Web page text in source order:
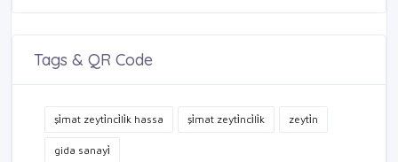
Tags & QR Code
şi̇mat zeyti̇nci̇li̇k hassa şi̇mat zeyti̇nci̇li̇k zeyti̇n
gida sanayi̇